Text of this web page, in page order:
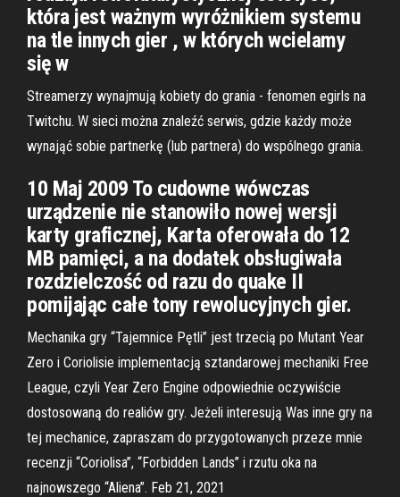
która jest ważnym wyróżnikiem systemu
na tle innych gier , w których wcielamy
się w
Streamerzy wynajmują kobiety do grania - fenomen egirls na
Twitchu. W sieci można znaleźć serwis, gdzie każdy może
wynająć sobie partnerkę (lub partnera) do wspólnego grania.
10 Maj 2009 To cudowne wówczas
urządzenie nie stanowiło nowej wersji
karty graficznej, Karta oferowała do 12
MB pamięci, a na dodatek obsługiwała
rozdzielczość od razu do quake II
pomijając całe tony rewolucyjnych gier.
Mechanika gry “Tajemnice Pętli” jest trzecią po Mutant Year
Zero i Coriolisie implementacją sztandarowej mechaniki Free
League, czyli Year Zero Engine odpowiednie oczywiście
dostosowaną do realiów gry. Jeżeli interesują Was inne gry na
tej mechanice, zapraszam do przygotowanych przeze mnie
recenzji “Coriolisa”, “Forbidden Lands” i rzutu oka na
najnowszego “Aliena”. Feb 21, 2021